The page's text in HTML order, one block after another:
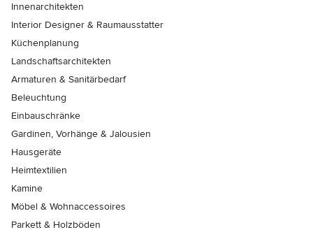
Innenarchitekten
Interior Designer & Raumausstatter
Küchenplanung
Landschaftsarchitekten
Armaturen & Sanitärbedarf
Beleuchtung
Einbauschränke
Gardinen, Vorhänge & Jalousien
Hausgeräte
Heimtextilien
Kamine
Möbel & Wohnaccessoires
Parkett & Holzböden